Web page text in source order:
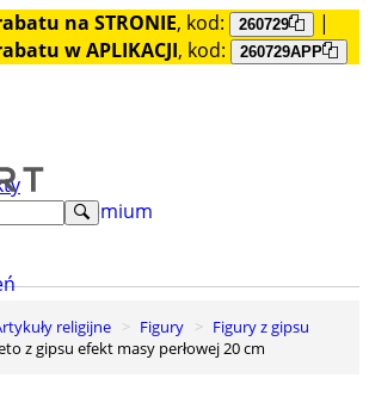
na STRONIE, kod: 260729
|
w APLIKACJI, kod: 260729APP
Odkryj premium
Artykuły religijne Figury
Figury z gipsu
z gipsu efekt masy perłowej 20 cm